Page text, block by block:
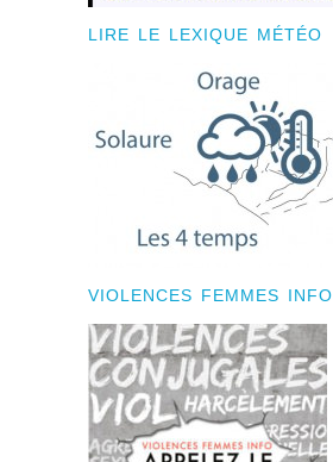
LIRE LE LEXIQUE MÉTÉO
VIOLENCES FEMMES INFO